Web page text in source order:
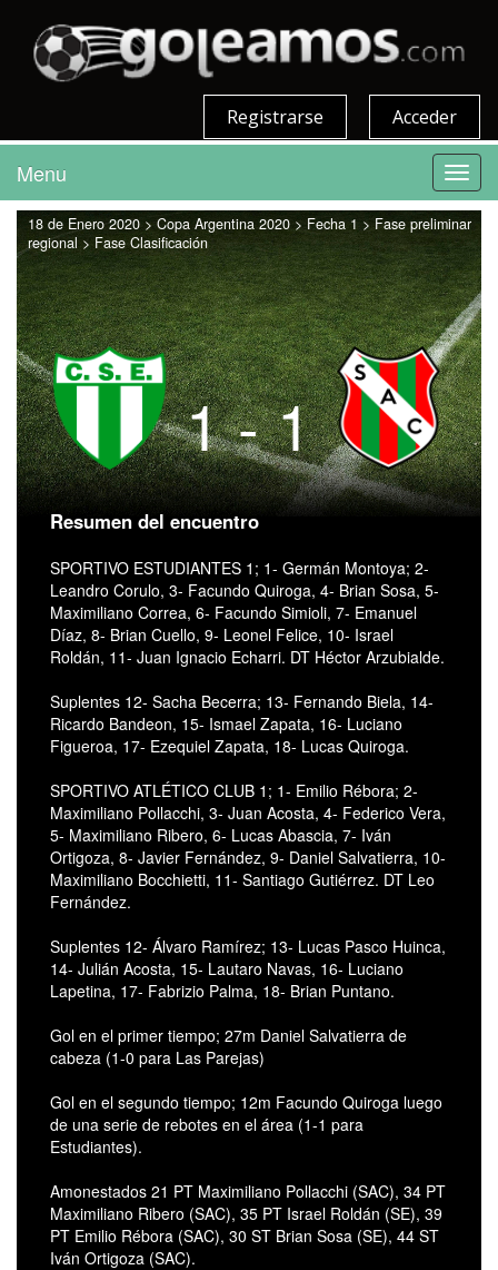
Acceder
Registrarse
Menu
18 de Enero 2020 > Copa Argentina 2020 > Fecha 1 > Fase preliminar
regional > Fase Clasificación
1 - 1
Resumen del encuentro
SPORTIVO ESTUDIANTES 1; 1- Germán Montoya; 2-
Leandro Corulo, 3- Facundo Quiroga, 4- Brian Sosa, 5-
Maximiliano Correa, 6- Facundo Simioli, 7- Emanuel
Díaz, 8- Brian Cuello, 9- Leonel Felice, 10- Israel
Roldán, 11- Juan Ignacio Echarri. DT Héctor Arzubialde.
Suplentes 12- Sacha Becerra; 13- Fernando Biela, 14-
Ricardo Bandeon, 15- Ismael Zapata, 16- Luciano
Figueroa, 17- Ezequiel Zapata, 18- Lucas Quiroga.
SPORTIVO ATLÉTICO CLUB 1; 1- Emilio Rébora; 2-
Maximiliano Pollacchi, 3- Juan Acosta, 4- Federico Vera,
5- Maximiliano Ribero, 6- Lucas Abascia, 7- Iván
Ortigoza, 8- Javier Fernández, 9- Daniel Salvatierra, 10-
Maximiliano Bocchietti, 11- Santiago Gutiérrez. DT Leo
Fernández.
Suplentes 12- Álvaro Ramírez; 13- Lucas Pasco Huinca,
14- Julián Acosta, 15- Lautaro Navas, 16- Luciano
Lapetina, 17- Fabrizio Palma, 18- Brian Puntano.
Gol en el primer tiempo; 27m Daniel Salvatierra de
cabeza (1-0 para Las Parejas)
Gol en el segundo tiempo; 12m Facundo Quiroga luego
de una serie de rebotes en el área (1-1 para
Estudiantes).
Amonestados 21 PT Maximiliano Pollacchi (SAC), 34 PT
Maximiliano Ribero (SAC), 35 PT Israel Roldán (SE), 39
PT Emilio Rébora (SAC), 30 ST Brian Sosa (SE), 44 ST
Iván Ortigoza (SAC).